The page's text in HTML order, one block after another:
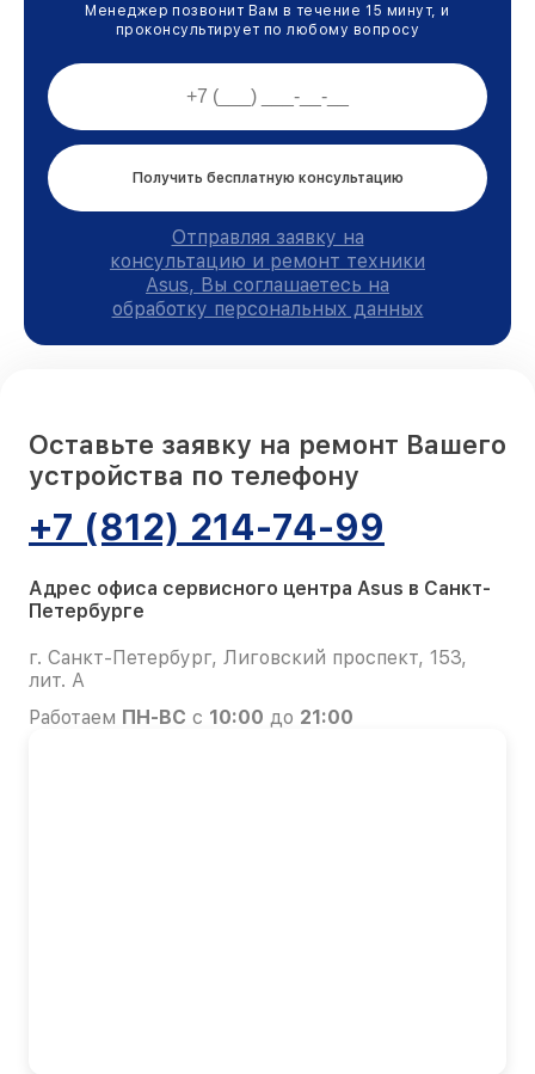
Менеджер позвонит Вам в течение 15 минут, и
проконсультирует по любому вопросу
Получить бесплатную консультацию
Отправляя заявку на
консультацию и ремонт техники
Asus, Вы соглашаетесь на
обработку персональных данных
Оставьте заявку на ремонт Вашего
устройства по телефону
+7 (812) 214-74-99
Адрес офиса сервисного центра Asus в Санкт-
Петербурге
г. Санкт-Петербург, Лиговский проспект, 153,
лит. А
Работаем ПН-ВС с 10:00 до 21:00